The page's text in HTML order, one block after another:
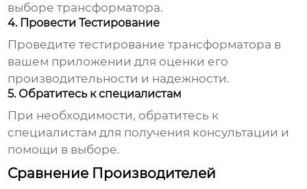
выборе трансформатора.
4. Провести Тестирование
Проведите тестирование трансформатора в
вашем приложении для оценки его
производительности и надежности.
5. Обратитесь к специалистам
При необходимости, обратитесь к
специалистам для получения консультации и
помощи в выборе.
Сравнение Производителей